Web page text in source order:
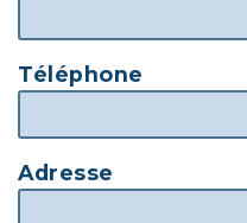
Téléphone
Adresse